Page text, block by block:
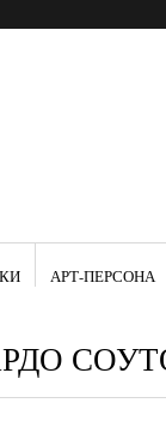
АРТ-ПЕРСОНА